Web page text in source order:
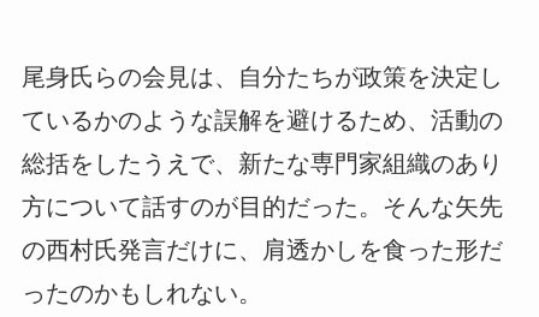
尾身氏らの会見は、自分たちが政策を決定し
ているかのような誤解を避けるため、活動の
総括をしたうえで、新たな専門家組織のあり
方について話すのが目的だった。そんな矢先
の西村氏発言だけに、肩透かしを食った形だ
ったのかもしれない。